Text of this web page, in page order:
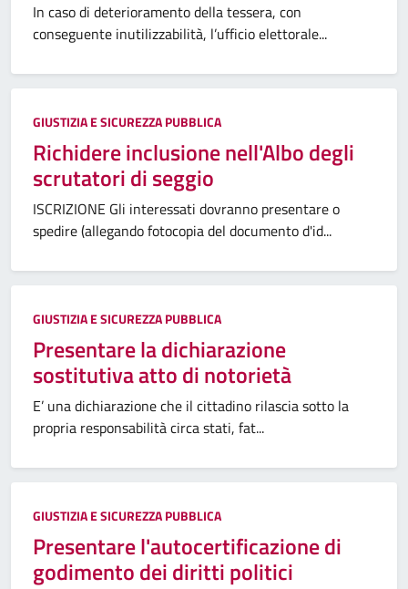
In caso di deterioramento della tessera, con
conseguente inutilizzabilità, l’ufficio elettorale...
GIUSTIZIA E SICUREZZA PUBBLICA
Richidere inclusione nell'Albo degli
scrutatori di seggio
ISCRIZIONE Gli interessati dovranno presentare o
spedire (allegando fotocopia del documento d'id...
GIUSTIZIA E SICUREZZA PUBBLICA
Presentare la dichiarazione
sostitutiva atto di notorietà
E’ una dichiarazione che il cittadino rilascia sotto la
propria responsabilità circa stati, fat...
GIUSTIZIA E SICUREZZA PUBBLICA
Presentare l'autocertificazione di
godimento dei diritti politici